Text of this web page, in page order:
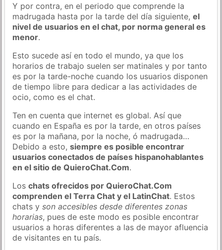
Y por contra, en el periodo que comprende la
madrugada hasta por la tarde del día siguiente,el
nivel de usuarios en el chat, por norma general es
menor.
Esto sucede así en todo el mundo, ya que los
horarios de trabajo suelen ser matinales y por tanto
es por la tarde-noche cuando los usuarios disponen
de tiempo libre para dedicar a las actividades de
ocio, como es el chat.
Ten en cuenta que internet es global. Así que
cuando en España es por la tarde, en otros países
es por la mañana, por la noche, ó madrugada…
Debido a esto,siempre es posible encontrar
usuarios conectados de países hispanohablantes
en el sitio de QuieroChat.Com.
Loschats ofrecidos por QuieroChat.Com
comprenden el Terra Chat y el LatinChat. Estos
chats yson accesibles desde diferentes zonas
horarias, pues de este modo es posible encontrar
usuarios a horas diferentes a las de mayor afluencia
de visitantes en tu país.